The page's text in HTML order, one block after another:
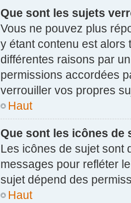
Que sont les sujets
Vous ne pouvez plus
y étant contenu est alors
différentes raisons par
permissions accordées
verrouiller vos propres
Haut
Que sont les icônes de
Les icônes de sujet sont
messages pour refléter
sujet dépend des
Haut